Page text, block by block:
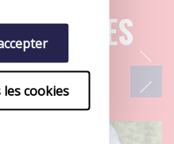
cookies
ARTICLES